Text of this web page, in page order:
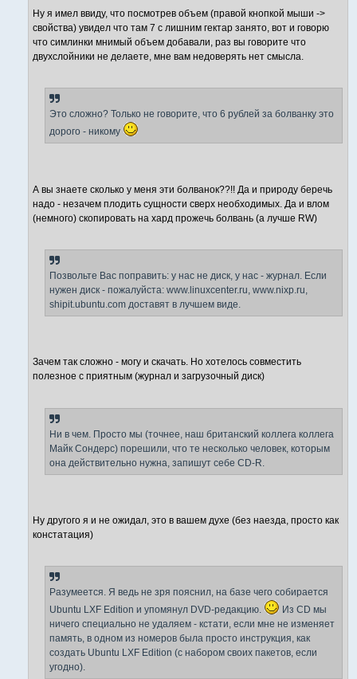
Ну я имел ввиду, что посмотрев объем (правой кнопкой мыши ->
свойства) увидел что там 7 с лишним гектар занято, вот и говорю
что симлинки мнимый объем добавали, раз вы говорите что
двухслойники не делаете, мне вам недоверять нет смысла.
Это сложно? Только не говорите, что 6 рублей за болванку это
дорого - никому
А вы знаете сколько у меня эти болванок??!! Да и природу беречь
надо - незачем плодить сущности сверх необходимых. Да и влом
(немного) скопировать на хард прожечь болвань (а лучше RW)
Позвольте Вас поправить: у нас не диск, у нас - журнал. Если
нужен диск - пожалуйста: www.linuxcenter.ru, www.nixp.ru,
shipit.ubuntu.com доставят в лучшем виде.
Зачем так сложно - могу и скачать. Но хотелось совместить
полезное с приятным (журнал и загрузочный диск)
Ни в чем. Просто мы (точнее, наш британский коллега коллега
Майк Сондерс) порешили, что те несколько человек, которым
она действительно нужна, запишут себе CD-R.
Ну другого я и не ожидал, это в вашем духе (без наезда, просто как
констатация)
Разумеется. Я ведь не зря пояснил, на базе чего собирается
Ubuntu LXF Edition и упомянул DVD-редакцию.
Из CD мы
ничего специально не удаляем - кстати, если мне не изменяет
память, в одном из номеров была просто инструкция, как
создать Ubuntu LXF Edition (с набором своих пакетов, если
угодно).